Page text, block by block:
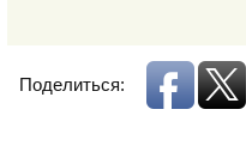
Поделиться: